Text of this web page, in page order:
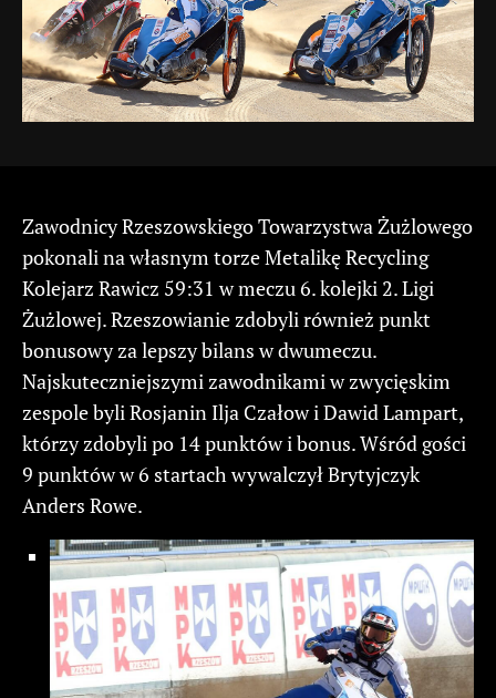
Zawodnicy Rzeszowskiego Towarzystwa Żużlowego
pokonali na własnym torze Metalikę Recycling
Kolejarz Rawicz 59:31 w meczu 6. kolejki 2. Ligi
Żużlowej. Rzeszowianie zdobyli również punkt
bonusowy za lepszy bilans w dwumeczu.
Najskuteczniejszymi zawodnikami w zwycięskim
zespole byli Rosjanin Ilja Czałow i Dawid Lampart,
którzy zdobyli po 14 punktów i bonus. Wśród gości
9 punktów w 6 startach wywalczył Brytyjczyk
Anders Rowe.